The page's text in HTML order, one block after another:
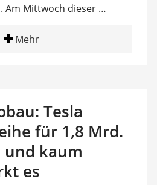
Am Mittwoch dieser …
Mehr
Tesla
für 1,8 Mrd.
und kaum
es